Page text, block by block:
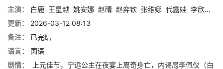
主演：
白鹿 王星越 姚安娜 赵晴 赵弈钦 张维娜 代露娃 李欣泽
更新：
2026-03-12 08:13
备注：
已完结
语言：
国语
剧情：
上元佳节，宁远公主在夜宴上离奇身亡，内谒局李佩仪（白